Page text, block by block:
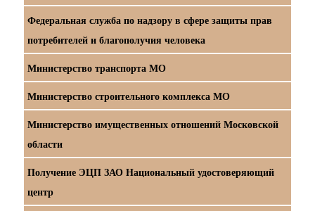
Федеральная служба по надзору в сфере защиты прав
потребителей и благополучия человека
Министерство транспорта МО
Министерство строительного комплекса МО
Министерство имущественных отношений Московской
области
Получение ЭЦП ЗАО Национальный удостоверяющий
центр